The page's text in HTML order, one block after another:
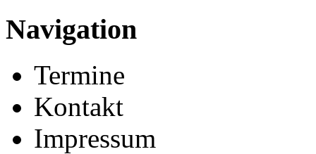
Navigation
Termine
Kontakt
Impressum